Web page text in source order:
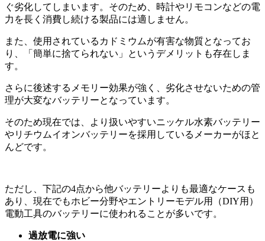
ぐ劣化してしまいます。そのため、時計やリモコンなどの電
力を長く消費し続ける製品には適しません。
また、使用されているカドミウムが有害な物質となってお
り、「簡単に捨てられない」というデメリットも存在しま
す。
さらに後述するメモリー効果が強く、劣化させないための管
理が大変なバッテリーとなっています。
そのため現在では、より扱いやすいニッケル水素バッテリー
やリチウムイオンバッテリーを採用しているメーカーがほと
んどです。
ただし、下記の4点から他バッテリーよりも最適なケースも
あり、現在でもホビー分野やエントリーモデル用（DIY用）
電動工具のバッテリーに使われることが多いです。
過放電に強い